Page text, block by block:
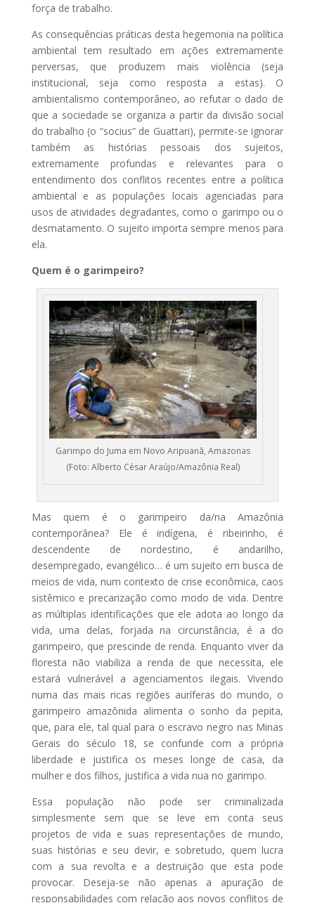
força de trabalho.
As consequências práticas desta hegemonia na política
ambiental tem resultado em ações extremamente
perversas, que produzem mais violência (seja
institucional, seja como resposta a estas). O
ambientalismo contemporâneo, ao refutar o dado de
que a sociedade se organiza a partir da divisão social
do trabalho (o “socius” de Guattari), permite-se ignorar
também as histórias pessoais dos sujeitos,
extremamente profundas e relevantes para o
entendimento dos conflitos recentes entre a política
ambiental e as populações locais agenciadas para
usos de atividades degradantes, como o garimpo ou o
desmatamento. O sujeito importa sempre menos para
ela.
Quem é o garimpeiro?
Garimpo do Juma em Novo Aripuanã, Amazonas
(Foto: Alberto César Araújo/Amazônia Real)
Mas quem é o garimpeiro da/na Amazônia
contemporânea? Ele é indígena, é ribeirinho, é
descendente de nordestino, é andarilho,
desempregado, evangélico… é um sujeito em busca de
meios de vida, num contexto de crise econômica, caos
sistêmico e precarização como modo de vida. Dentre
as múltiplas identificações que ele adota ao longo da
vida, uma delas, forjada na circunstância, é a do
garimpeiro, que prescinde de renda. Enquanto viver da
floresta não viabiliza a renda de que necessita, ele
estará vulnerável a agenciamentos ilegais. Vivendo
numa das mais ricas regiões auríferas do mundo, o
garimpeiro amazônida alimenta o sonho da pepita,
que, para ele, tal qual para o escravo negro nas Minas
Gerais do século 18, se confunde com a própria
liberdade e justifica os meses longe de casa, da
mulher e dos filhos, justifica a vida nua no garimpo.
Essa população não pode ser criminalizada
simplesmente sem que se leve em conta seus
projetos de vida e suas representações de mundo,
suas histórias e seu devir, e sobretudo, quem lucra
com a sua revolta e a destruição que esta pode
provocar. Deseja-se não apenas a apuração de
responsabilidades com relação aos novos conflitos de